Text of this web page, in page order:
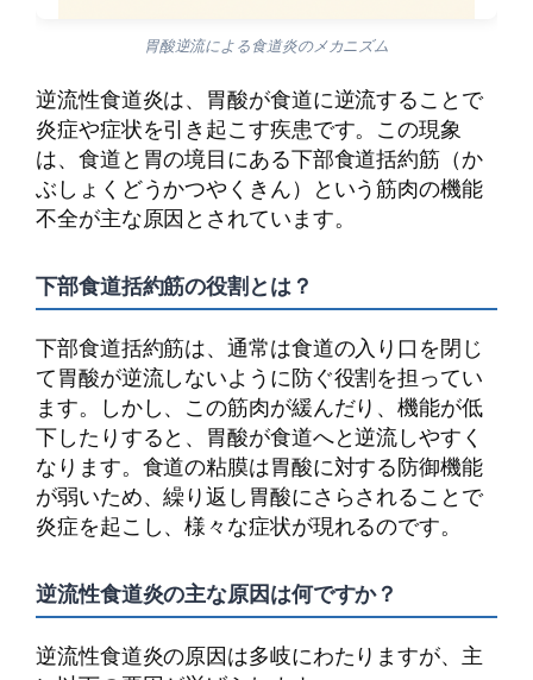
胃酸逆流による食道炎のメカニズム
逆流性食道炎は、胃酸が食道に逆流することで
炎症や症状を引き起こす疾患です。この現象
は、食道と胃の境目にある下部食道括約筋（か
ぶしょくどうかつやくきん）という筋肉の機能
不全が主な原因とされています。
下部食道括約筋の役割とは？
下部食道括約筋は、通常は食道の入り口を閉じ
て胃酸が逆流しないように防ぐ役割を担ってい
ます。しかし、この筋肉が緩んだり、機能が低
下したりすると、胃酸が食道へと逆流しやすく
なります。食道の粘膜は胃酸に対する防御機能
が弱いため、繰り返し胃酸にさらされることで
炎症を起こし、様々な症状が現れるのです。
逆流性食道炎の主な原因は何ですか？
逆流性食道炎の原因は多岐にわたりますが、主